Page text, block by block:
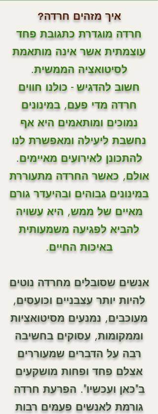
איך מזהים חרדה?
חרדה מוגדרת כתגובת פחד
עוצמתית אשר אינה מותאמת
לסיטואציה הממשית.
חשוב להדגיש - כולנו חווים
חרדה מדי פעם, במינונים
נמוכים ומותאמים היא אף
נחשבת ליעילה ומאפשרת לנו
להתכונן לאירועים מאיימים.
אולם, כאשר החרדה מתעוררת
במינונים גבוהים ובהיעדר גורם
מאיים של ממש, היא עשויה
להביא לפגיעה משמעותית
באיכות החיים.
אנשים שסובלים מחרדה נוטים
להיות יותר עצבניים וכועסים,
מעוכבים, נמנעים מסיטואציות
וממקומות, עסוקים בחשיבה
רבה על הדברים שמעוררים
אצלם פחד ופחות מושקעים
ב"כאן ועכשיו". הפרעת חרדה
גורמת לאנשים פעמים רבות